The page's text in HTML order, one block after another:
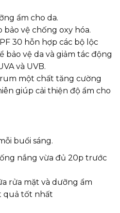
ẩm cho da.
bảo vệ chống oxy hóa.
30 hỗn hợp các bộ lộc
bảo vệ da và giảm tác động
và UVB.
một chất tăng cường
giúp cải thiện độ ẩm cho
buổi sáng.
nắng vừa đủ 20p trước
rửa mặt và dưỡng ẩm
quả tốt nhất